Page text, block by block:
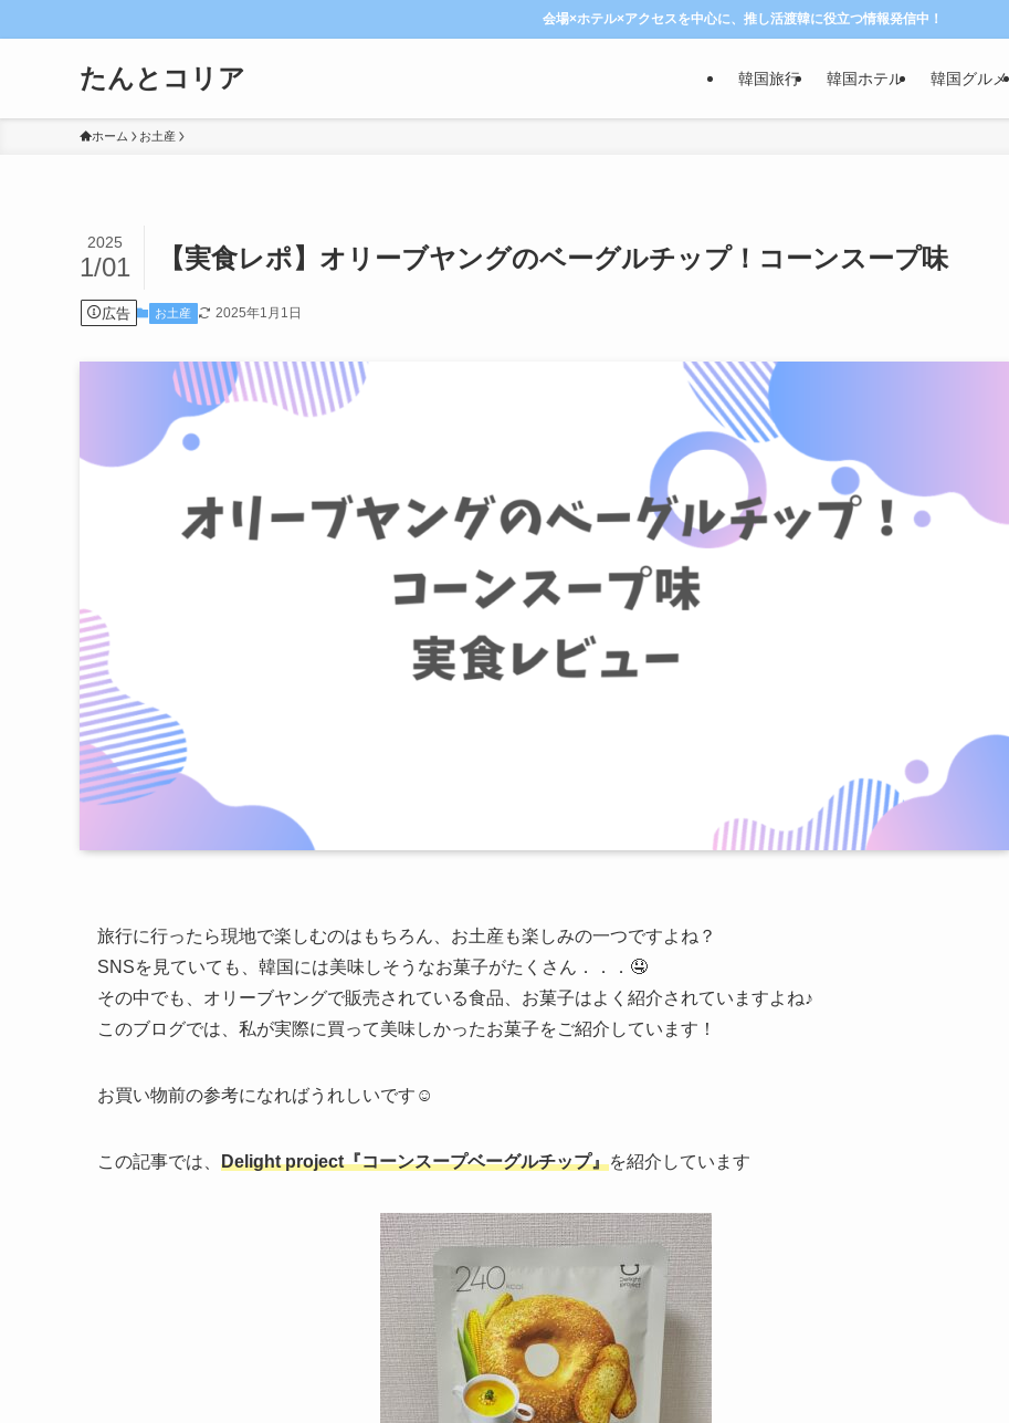
会場×ホテル×アクセスを中心に、推し活渡韓に役立つ情報発信中！
たんとコリア 韓国旅行 韓国ホテル 韓国グルメ
ホーム お土産
【実食レポ】オリーブヤングのベーグルチップ！コーンスープ味
2025
1/01
広告 お土産 2025年1月1日
旅行に行ったら現地で楽しむのはもちろん、お土産も楽しみの一つですよね？
SNSを見ていても、韓国には美味しそうなお菓子がたくさん．．．🤤
その中でも、オリーブヤングで販売されている食品、お菓子はよく紹介されていますよね♪
このブログでは、私が実際に買って美味しかったお菓子をご紹介しています！
お買い物前の参考になればうれしいです☺
この記事では、 Delight project『コーンスープベーグルチップ』を紹介しています